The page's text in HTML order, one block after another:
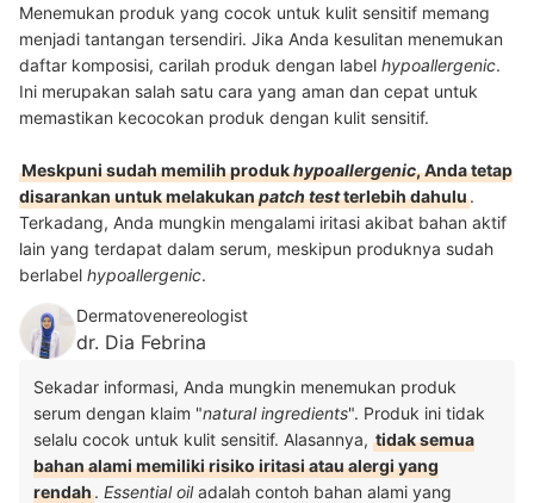
Menemukan produk yang cocok untuk kulit sensitif memang
menjadi tantangan tersendiri. Jika Anda kesulitan menemukan
daftar komposisi, carilah produk dengan label hypoallergenic.
Ini merupakan salah satu cara yang aman dan cepat untuk
memastikan kecocokan produk dengan kulit sensitif.
Meskpuni sudah memilih produkhypoallergenic, Anda tetap
disarankan untuk melakukanpatch testterlebih dahulu.
Terkadang, Anda mungkin mengalami iritasi akibat bahan aktif
lain yang terdapat dalam serum, meskipun produknya sudah
berlabel hypoallergenic.
Dermatovenereologist
dr. Dia Febrina
Sekadar informasi, Anda mungkin menemukan produk
serum dengan klaim "natural ingredients". Produk ini tidak
selalu cocok untuk kulit sensitif. Alasannya, tidak semua
bahan alami memiliki risiko iritasi atau alergi yang
rendah. Essential oiladalah contoh bahan alami yang